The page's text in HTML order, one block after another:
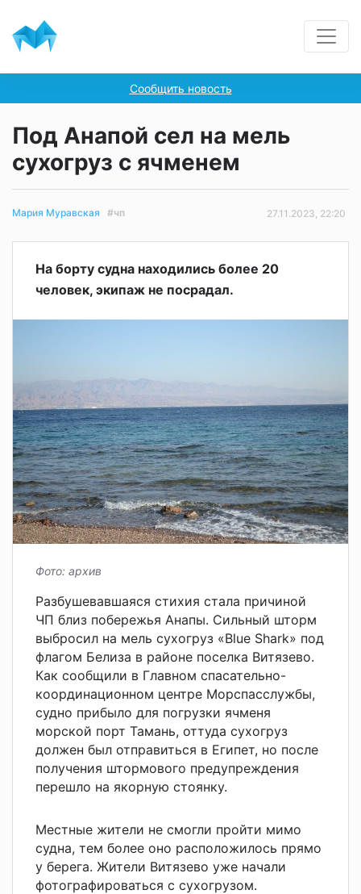
Сообщить новость
Под Анапой сел на мель
сухогруз с ячменем
Мария Муравская #чп 27.11.2023, 22:20
На борту судна находились более 20
человек, экипаж не посрадал.
Фото: архив
Разбушевавшаяся стихия стала причиной
ЧП близ побережья Анапы. Сильный шторм
выбросил на мель сухогруз «Blue Shark» под
флагом Белиза в районе поселка Витязево.
Как сообщили в Главном спасательно-
координационном центре Морспасслужбы,
судно прибыло для погрузки ячменя
морской порт Тамань, оттуда сухогруз
должен был отправиться в Египет, но после
получения штормового предупреждения
перешло на якорную стоянку.
Местные жители не смогли пройти мимо
судна, тем более оно расположилось прямо
у берега. Жители Витязево уже начали
фотографироваться с сухогрузом.